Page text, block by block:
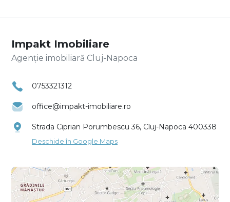
Impakt Imobiliare
Agenție imobiliară Cluj-Napoca
0753321312
office@impakt-imobiliare.ro
Strada Ciprian Porumbescu 36, Cluj-Napoca 400338
Deschide în Google Maps